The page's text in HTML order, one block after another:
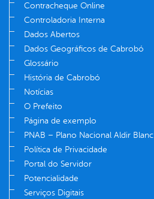
Contracheque Online
Controladoria Interna
Dados Abertos
Dados Geográficos de Cabrobó
Glossário
História de Cabrobó
Notícias
O Prefeito
Página de exemplo
PNAB – Plano Nacional Aldir Blanc
Política de Privacidade
Portal do Servidor
Potencialidade
Serviços Digitais